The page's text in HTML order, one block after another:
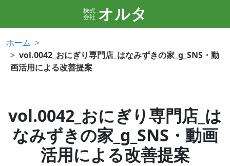
株式
会社 オルタ
ホーム
vol.0042_おにぎり専門店_はなみずきの家_g_SNS・動
画活用による改善提案
vol.0042_おにぎり専門店_は
なみずきの家_g_SNS・動画
活用による改善提案